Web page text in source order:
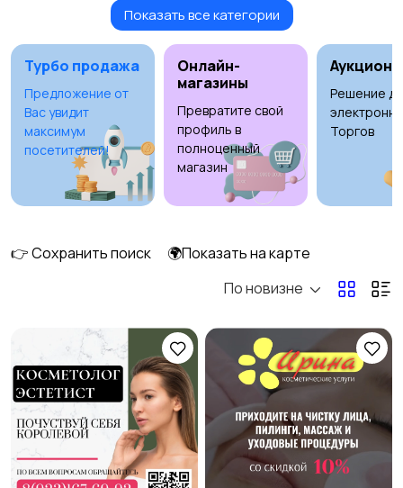
Товары для здоровья Парфюмерия
Стрижка и удаление
волос
Уход за волосами
Тату и татуаж Солярии и загар
Средства для
гигиены
Другое5
Показать все категории
Турбо продажа
Предложение от
Вас увидит
максимум
посетителей!
Онлайн-
магазины
Превратите свой
профиль в
полноценный
магазин
Аукционы
Решение
Торгов
👉 Сохранить поиск
🌍Показать на карте
По новизне